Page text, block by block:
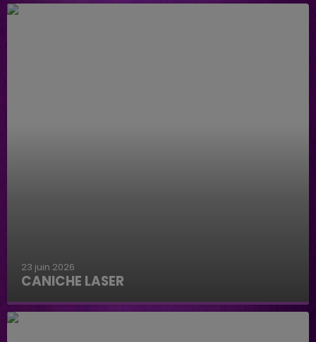
23 juin 2026
CANICHE LASER
Caniche Laser